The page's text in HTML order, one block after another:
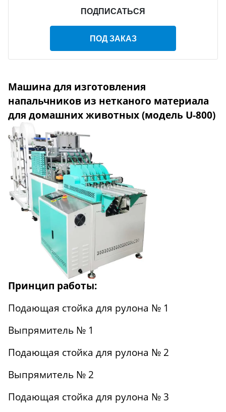
ПОДПИСАТЬСЯ
ПОД ЗАКАЗ
Машина для изготовления
напальчников из нетканого материала
для домашних животных (модель U-800)
Принцип работы:
Подающая стойка для рулона № 1
Выпрямитель № 1
Подающая стойка для рулона № 2
Выпрямитель № 2
Подающая стойка для рулона № 3